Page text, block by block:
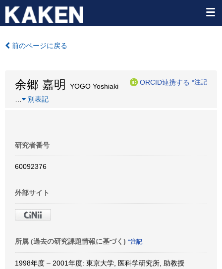
前のページに戻る
余郷 嘉明 YOGO Yoshiaki
ORCID連携する *注記
別表記
研究者番号
60092376
外部サイト
所属 (過去の研究課題情報に基づく) *注記
1998年度 – 2001年度: 東京大学, 医科学研究所, 助教授